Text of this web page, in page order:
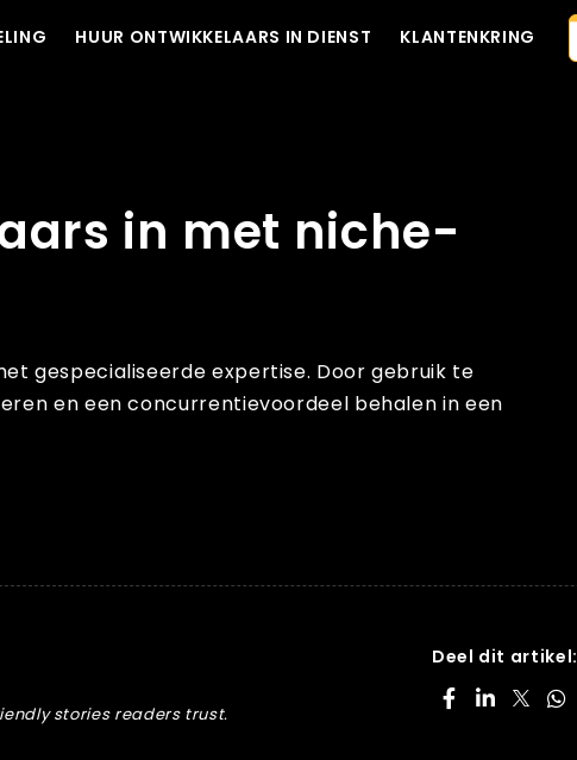
HUUR ONTWIKKELAARS IN DIENST KLANTENKRING
in met niche-
gespecialiseerde expertise. Door gebruik te
en een concurrentievoordeel behalen in een
stories readers trust.
Deel dit artikel: